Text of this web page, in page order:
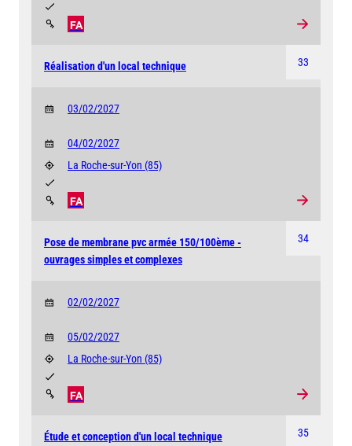
FA
33
Réalisation d'un local technique
03/02/2027
04/02/2027
La Roche-sur-Yon (85)
FA
34
Pose de membrane pvc armée 150/100ème -
ouvrages simples et complexes
02/02/2027
05/02/2027
La Roche-sur-Yon (85)
FA
35
Étude et conception d'un local technique